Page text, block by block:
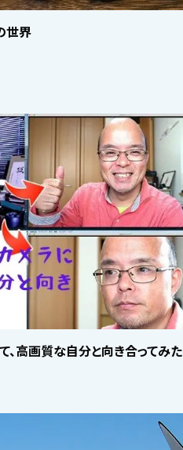
世界
、高画質な自分と向き合ってみた